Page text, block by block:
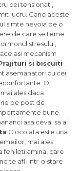
cei tensionati,
lucru. Cand aceste
simte nevoia de o
de care se teme
stresului,
mecanism
si biscuiti
asemanatori cu cei
O
ales daca
pe post de
bune.
asa ceva, sa ai
Ciocolata este una
mai ales
feniletilamina, care
te afli intr-o stare